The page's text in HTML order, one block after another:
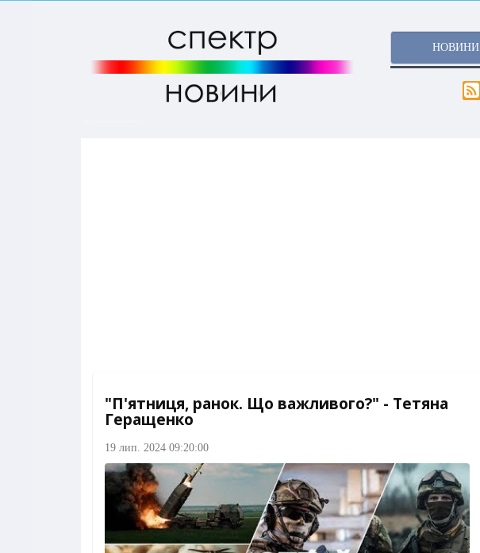
НОВИНИ
"П'ятниця, ранок. Що важливого?" - Тетяна
Геращенко
19 лип. 2024 09:20:00